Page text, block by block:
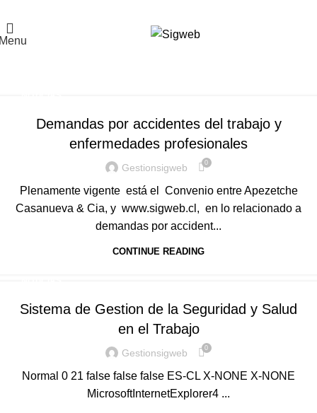
Demandas por accidentes del trabajo y
enfermedades profesionales
Gestionsigweb 0
Plenamente vigente está el Convenio entre Apezetche
Casanueva & Cia, y www.sigweb.cl, en lo relacionado a
demandas por accident...
CONTINUE READING
Sistema de Gestion de la Seguridad y Salud
en el Trabajo
Gestionsigweb 0
Normal 0 21 false false false ES-CL X-NONE X-NONE
MicrosoftInternetExplorer4 ...